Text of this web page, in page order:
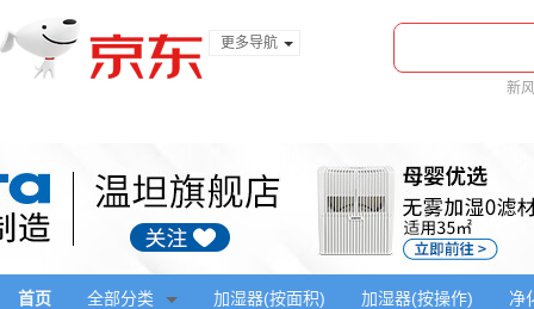
更多导航
新
首页 全部分类 加湿器(按面积) 加湿器(按操作) 净